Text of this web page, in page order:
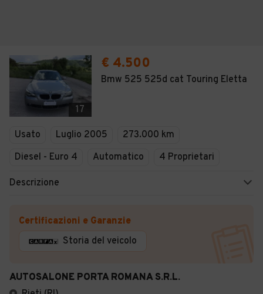
17
€ 4.500
Bmw 525 525d cat Touring Eletta
Usato Luglio 2005
273.000 km
Diesel - Euro 4
Automatico 4 Proprietari
Descrizione
Certificazioni e Garanzie
Storia del veicolo
AUTOSALONE PORTA ROMANA S.R.L.